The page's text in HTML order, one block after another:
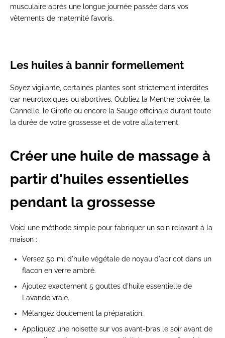
musculaire après une longue journée passée dans vos
vêtements de maternité favoris.
Les huiles à bannir formellement
Soyez vigilante, certaines plantes sont strictement interdites
car neurotoxiques ou abortives. Oubliez la Menthe poivrée, la
Cannelle, le Girofle ou encore la Sauge officinale durant toute
la durée de votre grossesse et de votre allaitement.
Créer une huile de massage à
partir d'huiles essentielles
pendant la grossesse
Voici une méthode simple pour fabriquer un soin relaxant à la
maison :
Versez 50 ml d'huile végétale de noyau d'abricot dans un
flacon en verre ambré.
Ajoutez exactement 5 gouttes d'huile essentielle de
Lavande vraie.
Mélangez doucement la préparation.
Appliquez une noisette sur vos avant-bras le soir avant de